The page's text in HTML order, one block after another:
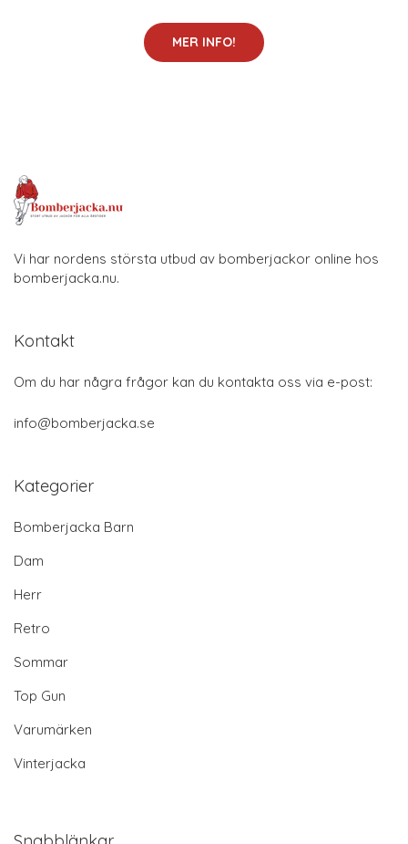
MER INFO!
Vi har nordens största utbud av bomberjackor online hos
bomberjacka.nu.
Kontakt
Om du har några frågor kan du kontakta oss via e-post:
info@bomberjacka.se
Kategorier
Bomberjacka Barn
Dam
Herr
Retro
Sommar
Top Gun
Varumärken
Vinterjacka